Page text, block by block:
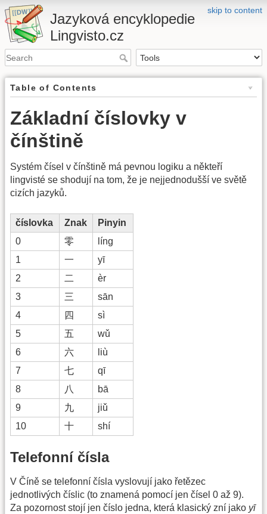
skip to content
Jazyková encyklopedie
Lingvisto.cz
Table of Contents
Základní číslovky v
čínštině
Systém čísel v čínštině má pevnou logiku a někteří
lingvisté se shodují na tom, že je nejjednodušší ve světě
cizích jazyků.
číslovka Znak
Pinyin
0
零
líng
1
一
yī
2
二
èr
3
三
sān
4
四
sì
5
五
wǔ
6
六
liù
7
七
qī
8
八
bā
9
九
jiǔ
10
十 shí
Telefonní čísla
V Číně se telefonní čísla vyslovují jako řetězec
jednotlivých číslic (to znamená pomocí jen čísel 0 až 9).
Za pozornost stojí jen číslo jedna, která klasický zní jako yī